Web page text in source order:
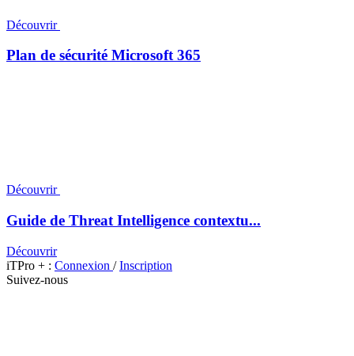
Découvrir
Plan de sécurité Microsoft 365
Découvrir
Guide de Threat Intelligence contextu...
Découvrir
iTPro + : Connexion /Inscription
Suivez-nous